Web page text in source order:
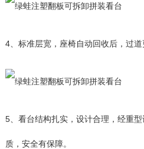
4、标准层宽，座椅自动回收后，过道
5、看台结构扎实，设计合理，经重
质，安全有保障。